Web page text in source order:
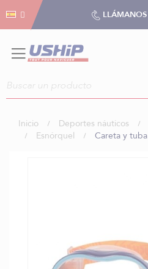
Inicio Deportes náuticos
Esnórquel
Careta y
Gestión de cookies
Gestión de cookies